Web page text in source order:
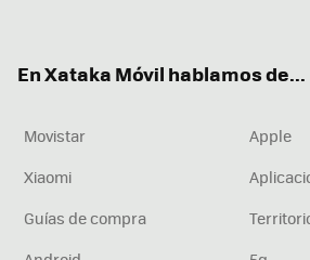
En Xataka Móvil hablamos de...
Movistar
Apple
Xiaomi
Guías de compra